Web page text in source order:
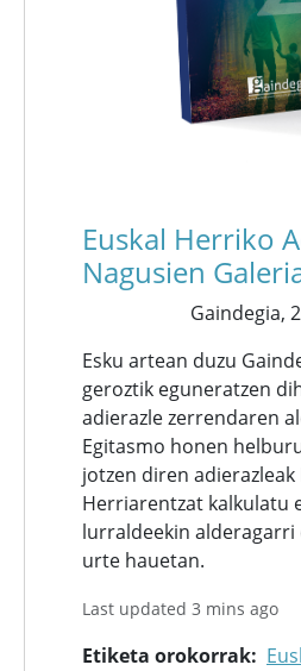
Euskal Herriko
Nagusien
Gaindegia,
Esku artean duzu
geroztik eguneratzen
adierazle zerrendaren
Egitasmo honen
jotzen diren adierazleak
Herriarentzat kalkulatu
lurraldeekin alderagarri
urte hauetan.
Last updated 3 mins ago
Etiketa orokorrak